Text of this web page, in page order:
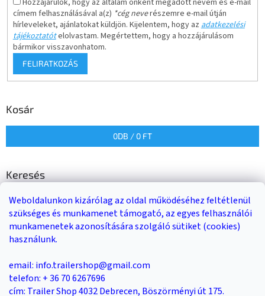
Weboldalunkon kizárólag az oldal működéséhez feltétlenül
szükséges és munkamenet támogató, az egyes felhasználói
munkamenetek azonosítására szolgáló sütiket (cookies)
használunk.
email: info.trailershop@gmail.com
telefon: + 36 70 6267696
cím: Trailer Shop 4032 Debrecen, Böszörményi út 175.
Hozzájárulok, hogy az általam önként megadott nevem és e-mail
címem felhasználásával a(z) *cég neverészemre e-mail útján
hírleveleket, ajánlatokat küldjön. Kijelentem, hogy azadatkezelési
tájékoztatótelolvastam. Megértettem, hogy a hozzájárulásom
bármikor visszavonhatom.
FELIRATKOZÁS
Kosár
0DB / 0 FT
Keresés
KERESÉS